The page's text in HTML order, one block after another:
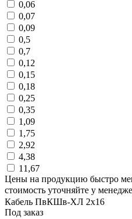
0,06
0,07
0,09
0,5
0,7
0,12
0,15
0,18
0,25
0,35
1,09
1,75
2,92
4,38
11,67
Цены на продукцию быстро
стоимость уточняйте у
Кабель ПвКШв-ХЛ 2х16
Под заказ